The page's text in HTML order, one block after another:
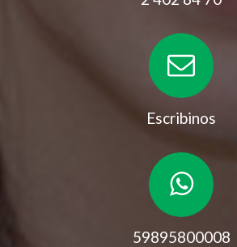
Escribinos
59895800008